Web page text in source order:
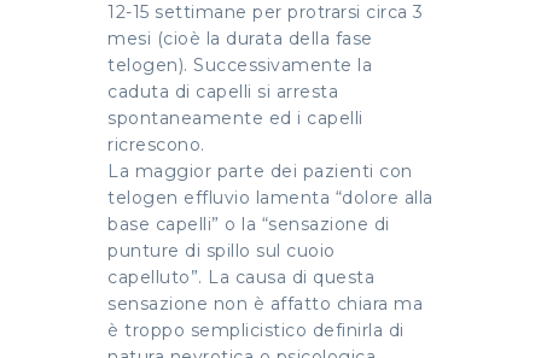
12-15 settimane per protrarsi circa 3
mesi (cioè la durata della fase
telogen). Successivamente la
caduta di capelli si arresta
spontaneamente ed i capelli
ricrescono.
La maggior parte dei pazienti con
telogen effluvio lamenta “dolore alla
base capelli” o la “sensazione di
punture di spillo sul cuoio
capelluto”. La causa di questa
sensazione non è affatto chiara ma
è troppo semplicistico definirla di